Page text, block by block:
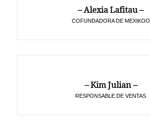
– Alexia Lafitau –
COFUNDADORA DE MEXIKOO
– Kim Julian –
RESPONSABLE DE VENTAS